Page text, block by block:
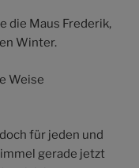
die Maus Frederik,
Winter.
Weise
für jeden und
gerade jetzt